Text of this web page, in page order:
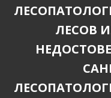
ЛЕСОВ